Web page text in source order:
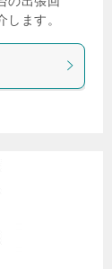
ます。